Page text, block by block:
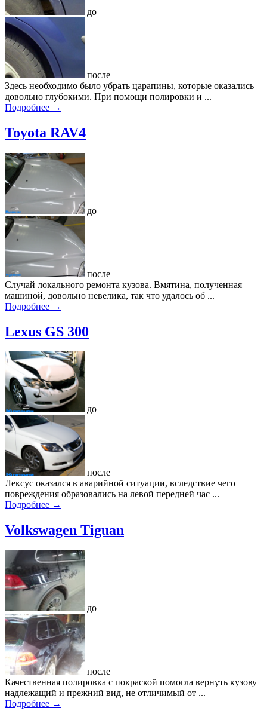
до
после
Здесь необходимо было убрать царапины, которые оказались
довольно глубокими. При помощи полировки и ...
Подробнее →
Toyota RAV4
до
после
Случай локального ремонта кузова. Вмятина, полученная
машиной, довольно невелика, так что удалось об ...
Подробнее →
Lexus GS 300
до
после
Лексус оказался в аварийной ситуации, вследствие чего
повреждения образовались на левой передней час ...
Подробнее →
Volkswagen Tiguan
до
после
Качественная полировка с покраской помогла вернуть кузову
надлежащий и прежний вид, не отличимый от ...
Подробнее →